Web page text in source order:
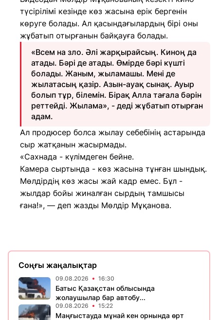
түсірілімі кезінде көз жасына ерік бергенін
көруге болады. Ал қасындағылардың бірі оны
жұбатып отырғанын байқауға болады.
«Всем на зло. Әлі жарқырайсың. Киноң да
атады. Бәрі де атады. Өмірде бәрі күшті
болады. Жаным, жыламашы. Мені де
жылатасың қазір. Азын-ауақ сынақ. Ауыр
болып тұр, білемін. Бірақ Алла тағала бәрін
реттейді. Жылама», - деді жұбатып отырған
адам.
Ал продюсер болса жылау себебінің астарында
сыр жатқанын жасырмады.
«Сахнада - күлімдеген бейне.
Камера сыртында - көз жасына тұнған шындық.
Мөлдірдің көз жасы жай кадр емес. Бұл -
жылдар бойы жиналған сырдың тамшысы
ғана!», — деп жазды Мөлдір Мұқанова.
Соңғы жаңалықтар
09.08.2026 16:30
Батыс Қазақстан облысында
жолаушылар бар автобу...
09.08.2026 15:22
Маңғыстауда мұнай кен орнында өрт